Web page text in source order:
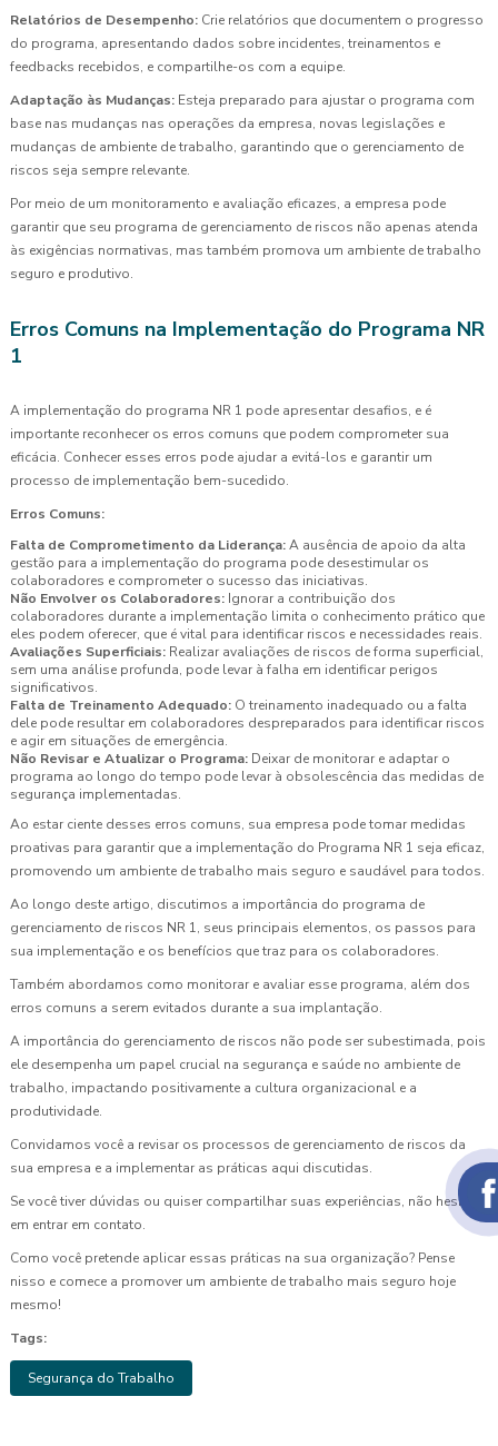
Relatórios de Desempenho: Crie relatórios que documentem o progresso
do programa, apresentando dados sobre incidentes, treinamentos e
feedbacks recebidos, e compartilhe-os com a equipe.
Adaptação às Mudanças: Esteja preparado para ajustar o programa com
base nas mudanças nas operações da empresa, novas legislações e
mudanças de ambiente de trabalho, garantindo que o gerenciamento de
riscos seja sempre relevante.
Por meio de um monitoramento e avaliação eficazes, a empresa pode
garantir que seu programa de gerenciamento de riscos não apenas atenda
às exigências normativas, mas também promova um ambiente de trabalho
seguro e produtivo.
Erros Comuns na Implementação do Programa NR
1
A implementação do programa NR 1 pode apresentar desafios, e é
importante reconhecer os erros comuns que podem comprometer sua
eficácia. Conhecer esses erros pode ajudar a evitá-los e garantir um
processo de implementação bem-sucedido.
Erros Comuns:
Falta de Comprometimento da Liderança:A ausência de apoio da alta
gestão para a implementação do programa pode desestimular os
colaboradores e comprometer o sucesso das iniciativas.
Não Envolver os Colaboradores: Ignorar a contribuição dos
colaboradores durante a implementação limita o conhecimento prático que
eles podem oferecer, que é vital para identificar riscos e necessidades reais.
Avaliações Superficiais: Realizar avaliações de riscos de forma superficial,
sem uma análise profunda, pode levar à falha em identificar perigos
significativos.
Falta de Treinamento Adequado: O treinamento inadequado ou a falta
dele pode resultar em colaboradores despreparados para identificar riscos
e agir em situações de emergência.
Não Revisar e Atualizar o Programa: Deixar de monitorar e adaptar o
programa ao longo do tempo pode levar à obsolescência das medidas de
segurança implementadas.
Ao estar ciente desses erros comuns, sua empresa pode tomar medidas
proativas para garantir que a implementação do Programa NR 1 seja eficaz,
promovendo um ambiente de trabalho mais seguro e saudável para todos.
Ao longo deste artigo, discutimos a importância do programa de
gerenciamento de riscos NR 1, seus principais elementos, os passos para
sua implementação e os benefícios que traz para os colaboradores.
Também abordamos como monitorar e avaliar esse programa, além dos
erros comuns a serem evitados durante a sua implantação.
A importância do gerenciamento de riscos não pode ser subestimada, pois
ele desempenha um papel crucial na segurança e saúde no ambiente de
trabalho, impactando positivamente a cultura organizacional e a
produtividade.
Convidamos você a revisar os processos de gerenciamento de riscos da
sua empresa e a implementar as práticas aqui discutidas.
Se você tiver dúvidas ou quiser compartilhar suas experiências, não hesite
em entrar em contato.
Como você pretende aplicar essas práticas na sua organização? Pense
nisso e comece a promover um ambiente de trabalho mais seguro hoje
mesmo!
Tags:
Segurança do Trabalho